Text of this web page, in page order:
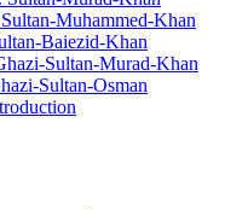
Muhammed-Khan
Baiezid-Khan
Sultan-Murad-Khan
Sultan-Osman